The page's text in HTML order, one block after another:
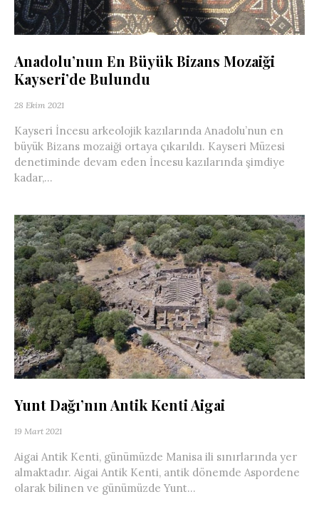
Anadolu’nun En Büyük Bizans Mozaiği
Kayseri’de Bulundu
28 Ekim 2021
Kayseri İncesu arkeolojik kazılarında Anadolu’nun en
büyük Bizans mozaiği ortaya çıkarıldı. Kayseri Müzesi
denetiminde devam eden İncesu kazılarında şimdiye
kadar,...
Yunt Dağı’nın Antik Kenti Aigai
19 Mart 2021
Aigai Antik Kenti, günümüzde Manisa ili sınırlarında yer
almaktadır. Aigai Antik Kenti, antik dönemde Aspordene
olarak bilinen ve günümüzde Yunt...